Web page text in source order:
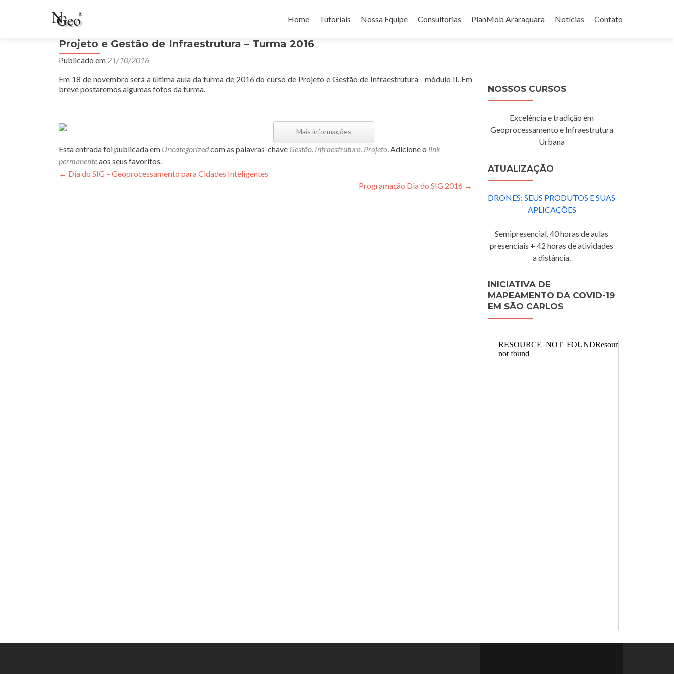
para
conteúdo
Home Tutoriais Nossa Equipe Consultorias PlanMob Araraquara Notícias Contato
Projeto e Gestão de Infraestrutura – Turma 2016
Publicado em 21/10/2016
Em 18 de novembro será a última aula da turma de 2016 do curso de Projeto e Gestão de Infraestrutura - módulo II. Em
breve postaremos algumas fotos da turma.
Mais informações
Esta entrada foi publicada em Uncategorizedcom as palavras-chave Gestão, Infraestrutura, Projeto. Adicione o link
permanenteaos seus favoritos.
Navegação
← Dia do SIG – Geoprocessamento para Cidades Inteligentes
Programação Dia do SIG 2016 →
NOSSOS CURSOS
Excelência e tradição em
Geoprocessamento e Infraestrutura
Urbana
ATUALIZAÇÃO
DRONES: SEUS PRODUTOS E SUAS
APLICAÇÕES
Semipresencial. 40 horas de aulas
presenciais + 42 horas de atividades
a distância.
INICIATIVA DE
MAPEAMENTO DA COVID-19
EM SÃO CARLOS